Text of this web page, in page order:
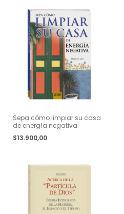
Sepa cómo limpiar su casa
de energía negativa
$13.900,00